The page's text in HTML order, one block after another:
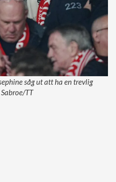
såg ut att ha en trevlig
TT